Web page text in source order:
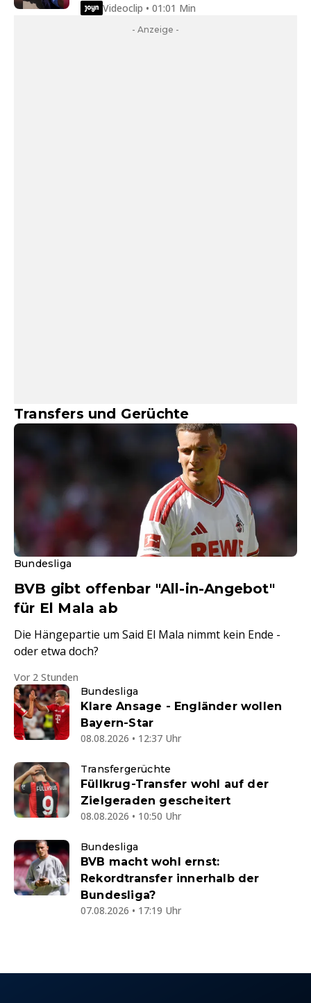
Videoclip • 01:01 Min
- Anzeige -
Transfers und Gerüchte
Bundesliga
BVB gibt offenbar "All-in-Angebot"
für El Mala ab
Die Hängepartie um Said El Mala nimmt kein Ende -
oder etwa doch?
Vor 2 Stunden
Bundesliga
Klare Ansage - Engländer wollen
Bayern-Star
08.08.2026 • 12:37 Uhr
Transfergerüchte
Füllkrug-Transfer wohl auf der
Zielgeraden gescheitert
08.08.2026 • 10:50 Uhr
Bundesliga
BVB macht wohl ernst:
Rekordtransfer innerhalb der
Bundesliga?
07.08.2026 • 17:19 Uhr